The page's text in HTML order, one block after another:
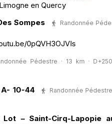
en Quercy
Sompes
Randonnée
0pQVH3OJVIs
Pédestre · 13 km ·
10-44
Randonnée Pédestre
– Saint-Cirq-Lapopie